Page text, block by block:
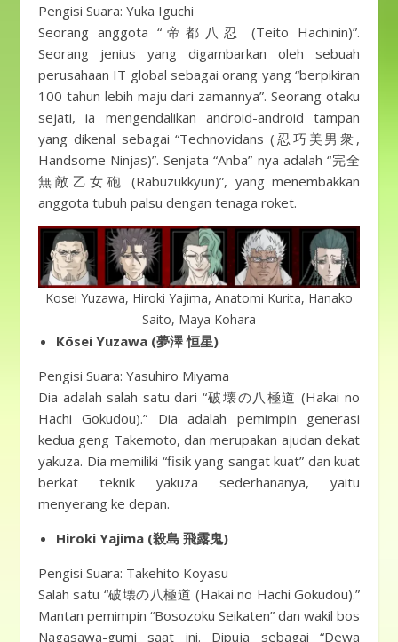
Pengisi Suara: Yuka Iguchi
Seorang anggota “帝都八忍 (Teito Hachinin)”.
Seorang jenius yang digambarkan oleh sebuah
perusahaan IT global sebagai orang yang “berpikiran
100 tahun lebih maju dari zamannya”. Seorang otaku
sejati, ia mengendalikan android-android tampan
yang dikenal sebagai “Technovidans (忍巧美男衆,
Handsome Ninjas)”. Senjata “Anba”-nya adalah “完全
無敵乙女砲 (Rabuzukkyun)”, yang menembakkan
anggota tubuh palsu dengan tenaga roket.
Kosei Yuzawa, Hiroki Yajima, Anatomi Kurita, Hanako
Saito, Maya Kohara
Kōsei Yuzawa (夢澤 恒星)
Pengisi Suara: Yasuhiro Miyama
Dia adalah salah satu dari “破壊の八極道 (Hakai no
Hachi Gokudou).” Dia adalah pemimpin generasi
kedua geng Takemoto, dan merupakan ajudan dekat
yakuza. Dia memiliki “fisik yang sangat kuat” dan kuat
berkat teknik yakuza sederhananya, yaitu
menyerang ke depan.
Hiroki Yajima (殺島 飛露鬼)
Pengisi Suara: Takehito Koyasu
Salah satu “破壊の八極道 (Hakai no Hachi Gokudou).”
Mantan pemimpin “Bosozoku Seikaten” dan wakil bos
Nagasawa-gumi saat ini. Dipuja sebagai “Dewa